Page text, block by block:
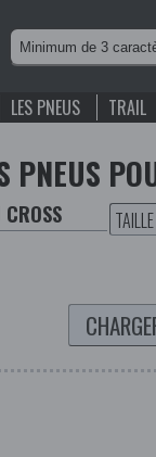
LES PNEUS TRAIL
PNEUS
CROSS